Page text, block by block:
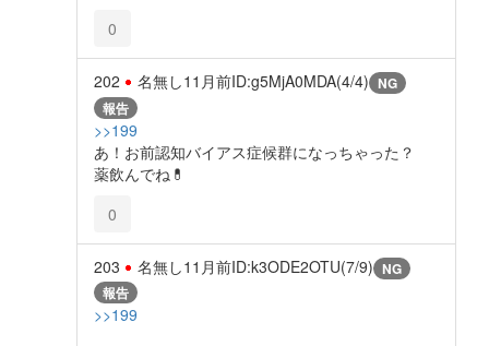
0
202 名無し11月前ID:g5MjA0MDA(4/4) NG
報告
>>199
あ！お前認知バイアス症候群になっちゃった？
薬飲んでね💊
0
203 名無し11月前ID:k3ODE2OTU(7/9) NG
報告
>>199